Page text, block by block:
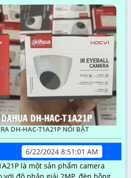
DH-HAC-T1A21P NỔI BẬT
6/22/2024 8:51:01 AM
là một sản phẩm camera